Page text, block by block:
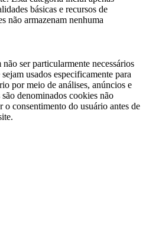
básicas e recursos de
não armazenam nenhuma
ser particularmente necessários
usados ​​especificamente para
por meio de análises, anúncios e
denominados cookies não
o consentimento do usuário antes de